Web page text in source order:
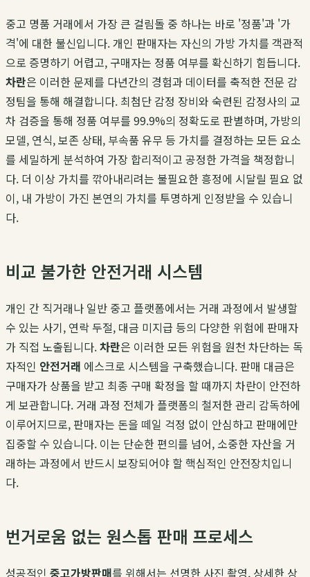
중고 명품 거래에서 가장 큰 걸림돌 중 하나는 바로 '정품'과 '가
격'에 대한 불신입니다. 개인 판매자는 자신의 가방 가치를 객관적
으로 증명하기 어렵고, 구매자는 정품 여부를 확신하기 힘듭니다.
차란은 이러한 문제를 다년간의 경험과 데이터를 축적한 전문 감
정팀을 통해 해결합니다. 최첨단 감정 장비와 숙련된 감정사의 교
차 검증을 통해 정품 여부를 99.9%의 정확도로 판별하며, 가방의
모델, 연식, 보존 상태, 부속품 유무 등 가치를 결정하는 모든 요소
를 세밀하게 분석하여 가장 합리적이고 공정한 가격을 책정합니
다. 더 이상 가치를 깎아내리려는 불필요한 흥정에 시달릴 필요 없
이, 내 가방이 가진 본연의 가치를 투명하게 인정받을 수 있습니
다.
비교 불가한 안전거래 시스템
개인 간 직거래나 일반 중고 플랫폼에서는 거래 과정에서 발생할
수 있는 사기, 연락 두절, 대금 미지급 등의 다양한 위험에 판매자
가 직접 노출됩니다.차란은 이러한 모든 위험을 원천 차단하는 독
자적인 안전거래 에스크로 시스템을 구축했습니다. 판매 대금은
구매자가 상품을 받고 최종 구매 확정을 할 때까지 차란이 안전하
게 보관합니다. 거래 과정 전체가 플랫폼의 철저한 관리 감독하에
이루어지므로, 판매자는 돈을 떼일 걱정 없이 안심하고 판매에만
집중할 수 있습니다. 이는 단순한 편의를 넘어, 소중한 자산을 거
래하는 과정에서 반드시 보장되어야 할 핵심적인 안전장치입니
다.
번거로움 없는 원스톱 판매 프로세스
성공적인 중고가방판매를 위해서는 선명한 사진 촬영, 상세한 상